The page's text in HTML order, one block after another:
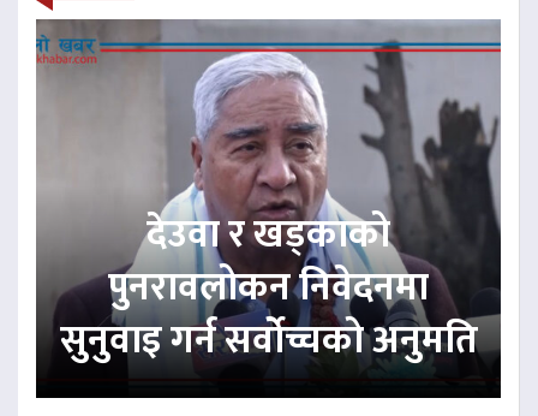
देउवा र खड्काको
पुनरावलोकन निवेदनमा
सुनुवाइ गर्न सर्वोच्चको अनुमति